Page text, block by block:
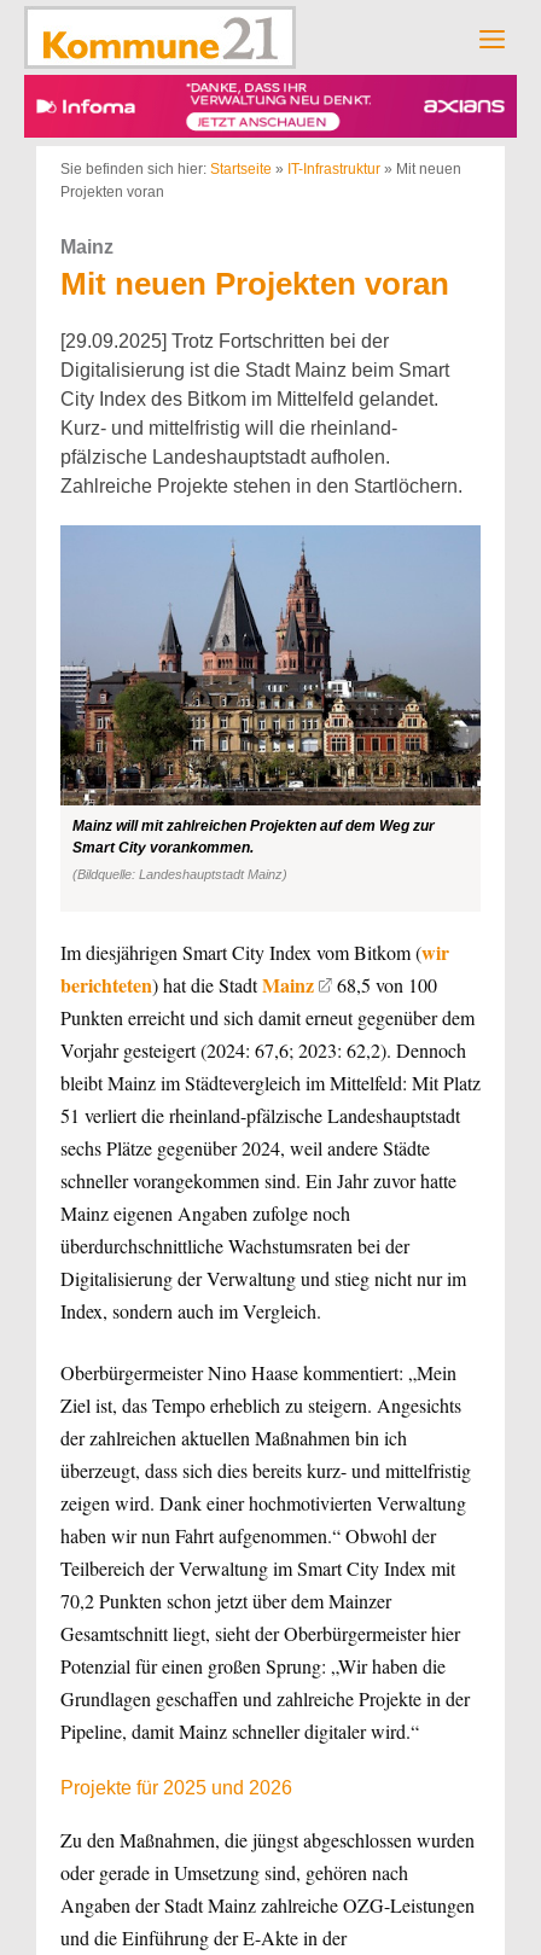
Zum
springen
Sie befinden sich hier: Startseite » IT-Infrastruktur » Mit neuen
Projekten voran
Mainz
Mit neuen Projekten voran
[29.09.2025] Trotz Fortschritten bei der
Digitalisierung ist die Stadt Mainz beim Smart
City Index des Bitkom im Mittelfeld gelandet.
Kurz- und mittelfristig will die rheinland-
pfälzische Landeshauptstadt aufholen.
Zahlreiche Projekte stehen in den Startlöchern.
Mainz will mit zahlreichen Projekten auf dem Weg zur
Smart City vorankommen.
(Bildquelle: Landeshauptstadt Mainz)
Im diesjährigen Smart City Index vom Bitkom (wir
berichteten) hat die StadtMainz
68,5 von 100
Punkten erreicht und sich damit erneut gegenüber dem
Vorjahr gesteigert (2024: 67,6; 2023: 62,2). Dennoch
bleibt Mainz im Städtevergleich im Mittelfeld: Mit Platz
51 verliert die rheinland-pfälzische Landeshauptstadt
sechs Plätze gegenüber 2024, weil andere Städte
schneller vorangekommen sind. Ein Jahr zuvor hatte
Mainz eigenen Angaben zufolge noch
überdurchschnittliche Wachstumsraten bei der
Digitalisierung der Verwaltung und stieg nicht nur im
Index, sondern auch im Vergleich.
Oberbürgermeister Nino Haase kommentiert: „Mein
Ziel ist, das Tempo erheblich zu steigern. Angesichts
der zahlreichen aktuellen Maßnahmen bin ich
überzeugt, dass sich dies bereits kurz- und mittelfristig
zeigen wird. Dank einer hochmotivierten Verwaltung
haben wir nun Fahrt aufgenommen.“ Obwohl der
Teilbereich der Verwaltung im Smart City Index mit
70,2 Punkten schon jetzt über dem Mainzer
Gesamtschnitt liegt, sieht der Oberbürgermeister hier
Potenzial für einen großen Sprung: „Wir haben die
Grundlagen geschaffen und zahlreiche Projekte in der
Pipeline, damit Mainz schneller digitaler wird.“
Projekte für 2025 und 2026
Zu den Maßnahmen, die jüngst abgeschlossen wurden
oder gerade in Umsetzung sind, gehören nach
Angaben der Stadt Mainz zahlreiche OZG-Leistungen
und die Einführung der E-Akte in der